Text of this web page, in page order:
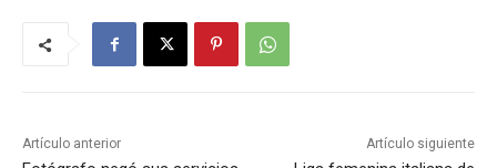
Artículo anterior Artículo siguiente